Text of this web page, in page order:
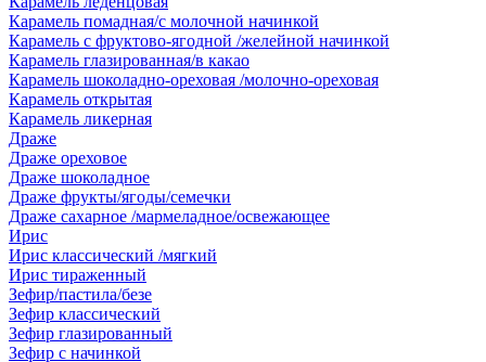
Карамель помадная/с молочной начинкой
Карамель с фруктово-ягодной /желейной начинкой
Карамель глазированная/в какао
Карамель шоколадно-ореховая /молочно-ореховая
Карамель открытая
Карамель ликерная
Драже
Драже ореховое
Драже шоколадное
Драже фрукты/ягоды/семечки
Драже сахарное /мармеладное/освежающее
Ирис
Ирис классический /мягкий
Ирис тираженный
Зефир/пастила/безе
Зефир классический
Зефир глазированный
Зефир с начинкой